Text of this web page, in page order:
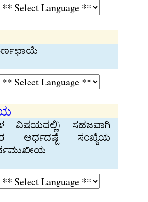
ವಿಷಯದಲ್ಲಿ) ಸಹಜವಾಗಿ
ಅರ್ಧದಷ್ಟೆ ಸಂಖ್ಯೆಯ